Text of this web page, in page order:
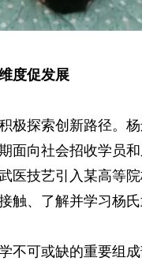
度促发展
探索创新路径。杨
面向社会招收学员
医技艺引入某高等
触、了解并学习杨
可或缺的重要组成